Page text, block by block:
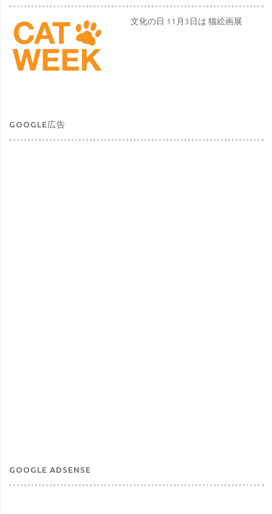
文化の日 11月3日は 猫絵画展
GOOGLE広告
GOOGLE ADSENSE